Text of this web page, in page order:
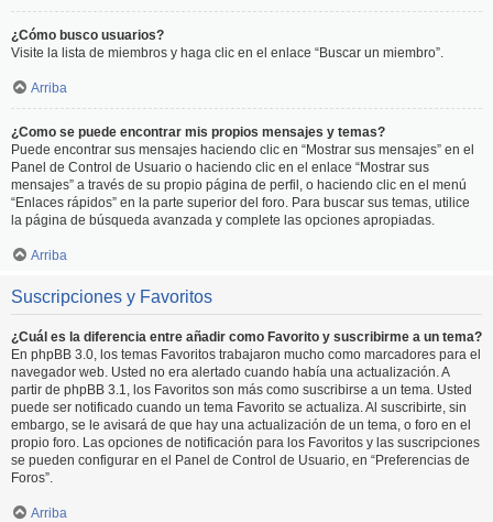
¿Cómo busco usuarios?
Visite la lista de miembros y haga clic en el enlace “Buscar un miembro”.
Arriba
¿Como se puede encontrar mis propios mensajes y temas?
Puede encontrar sus mensajes haciendo clic en “Mostrar sus mensajes” en el
Panel de Control de Usuario o haciendo clic en el enlace “Mostrar sus
mensajes” a través de su propio página de perfil, o haciendo clic en el menú
“Enlaces rápidos” en la parte superior del foro. Para buscar sus temas, utilice
la página de búsqueda avanzada y complete las opciones apropiadas.
Arriba
Suscripciones y Favoritos
¿Cuál es la diferencia entre añadir como Favorito y suscribirme a un tema?
En phpBB 3.0, los temas Favoritos trabajaron mucho como marcadores para el
navegador web. Usted no era alertado cuando había una actualización. A
partir de phpBB 3.1, los Favoritos son más como suscribirse a un tema. Usted
puede ser notificado cuando un tema Favorito se actualiza. Al suscribirte, sin
embargo, se le avisará de que hay una actualización de un tema, o foro en el
propio foro. Las opciones de notificación para los Favoritos y las suscripciones
se pueden configurar en el Panel de Control de Usuario, en “Preferencias de
Foros”.
Arriba